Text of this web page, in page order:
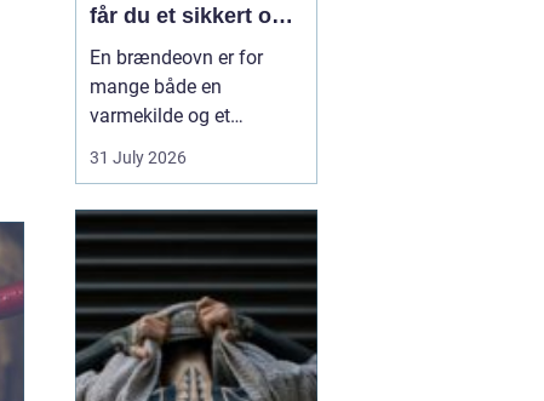
får du et sikkert og
smukt resultat
En brændeovn er for
mange både en
varmekilde og et
samlingspunkt i
hjemmet. Flammerne
mærkes i hele rummet.
Men montering af
brændeovn er ikke noget,
man bør kaste sig ud i
uden viden og
planl&ae...
31 July 2026